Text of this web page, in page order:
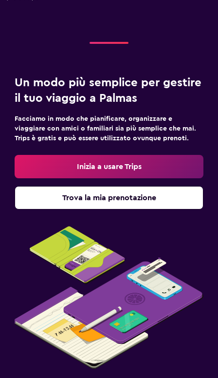
Un modo più semplice per gestire
il tuo viaggio a Palmas
Facciamo in modo che pianificare, organizzare e
viaggiare con amici o familiari sia più semplice che mai.
Trips è gratis e può essere utilizzato ovunque prenoti.
Inizia a usare Trips
Trova la mia prenotazione